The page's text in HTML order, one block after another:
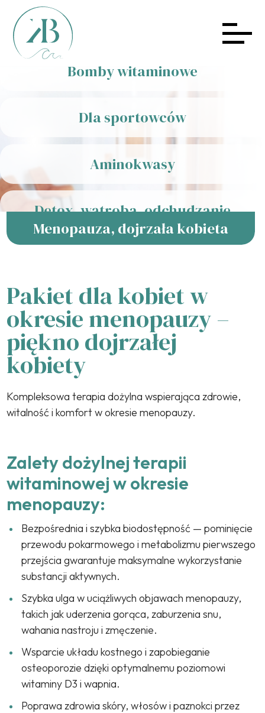
Odżywienie mitochondrialne
Bomby witaminowe
Dla sportowców
Aminokwasy
Detox, wątroba, odchudzanie
Brain boost, pamięć, koncentracja
Stres, nastrój, zmęczenie
Jelita, wsparcie diety
Kroplówka na kaca
Menopauza, dojrzała kobieta
Pakiet dla kobiet w
okresie menopauzy –
piękno dojrzałej
kobiety
Kompleksowa terapia dożylna wspierająca zdrowie,
witalność i komfort w okresie menopauzy.
Zalety dożylnej terapii
witaminowej w okresie
menopauzy:
Bezpośrednia i szybka biodostępność — pominięcie
przewodu pokarmowego i metabolizmu pierwszego
przejścia gwarantuje maksymalne wykorzystanie
substancji aktywnych.
Szybka ulga w uciążliwych objawach menopauzy,
takich jak uderzenia gorąca, zaburzenia snu,
wahania nastroju i zmęczenie.
Wsparcie układu kostnego i zapobieganie
osteoporozie dzięki optymalnemu poziomowi
witaminy D3 i wapnia.
Poprawa zdrowia skóry, włosów i paznokci przez